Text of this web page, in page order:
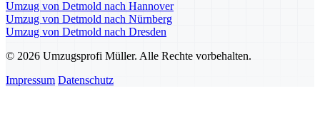
Umzug von Detmold nach Hannover
Umzug von Detmold nach Nürnberg
Umzug von Detmold nach Dresden
© 2026 Umzugsprofi Müller. Alle Rechte vorbehalten.
Impressum Datenschutz